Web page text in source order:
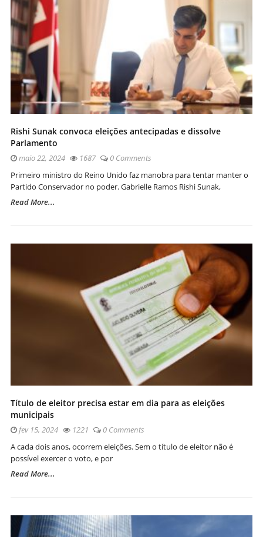
Rishi Sunak convoca eleições antecipadas e dissolve
Parlamento
maio 22, 2024 1687
0 Comments
Primeiro ministro do Reino Unido faz manobra para tentar manter o
Partido Conservador no poder. Gabrielle Ramos Rishi Sunak,
Read More...
Título de eleitor precisa estar em dia para as eleições
municipais
fev 15, 2024 1221
0 Comments
A cada dois anos, ocorrem eleições. Sem o título de eleitor não é
possível exercer o voto, e por
Read More...